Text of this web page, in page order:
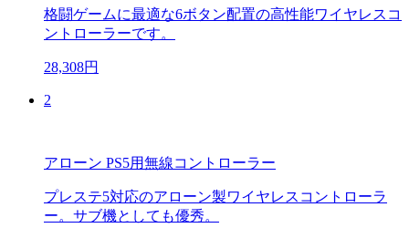
格闘ゲームに最適な6ボタン配置の高性能ワイヤレスコ
ントローラーです。
28,308円
2
アローン PS5用無線コントローラー
プレステ5対応のアローン製ワイヤレスコントローラ
ー。サブ機としても優秀。